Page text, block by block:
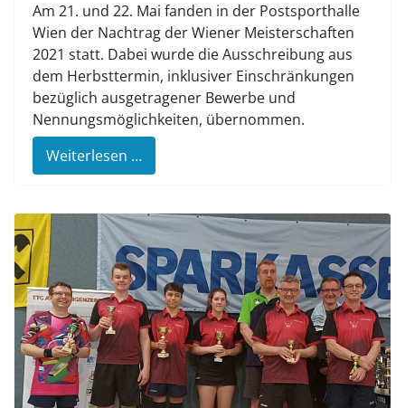
Am 21. und 22. Mai fanden in der Postsporthalle
Wien der Nachtrag der Wiener Meisterschaften
2021 statt. Dabei wurde die Ausschreibung aus
dem Herbsttermin, inklusiver Einschränkungen
bezüglich ausgetragener Bewerbe und
Nennungsmöglichkeiten, übernommen.
Weiterlesen …